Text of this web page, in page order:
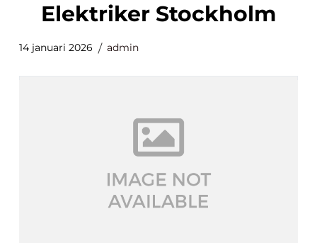
Elektriker Stockholm
14 januari 2026 admin